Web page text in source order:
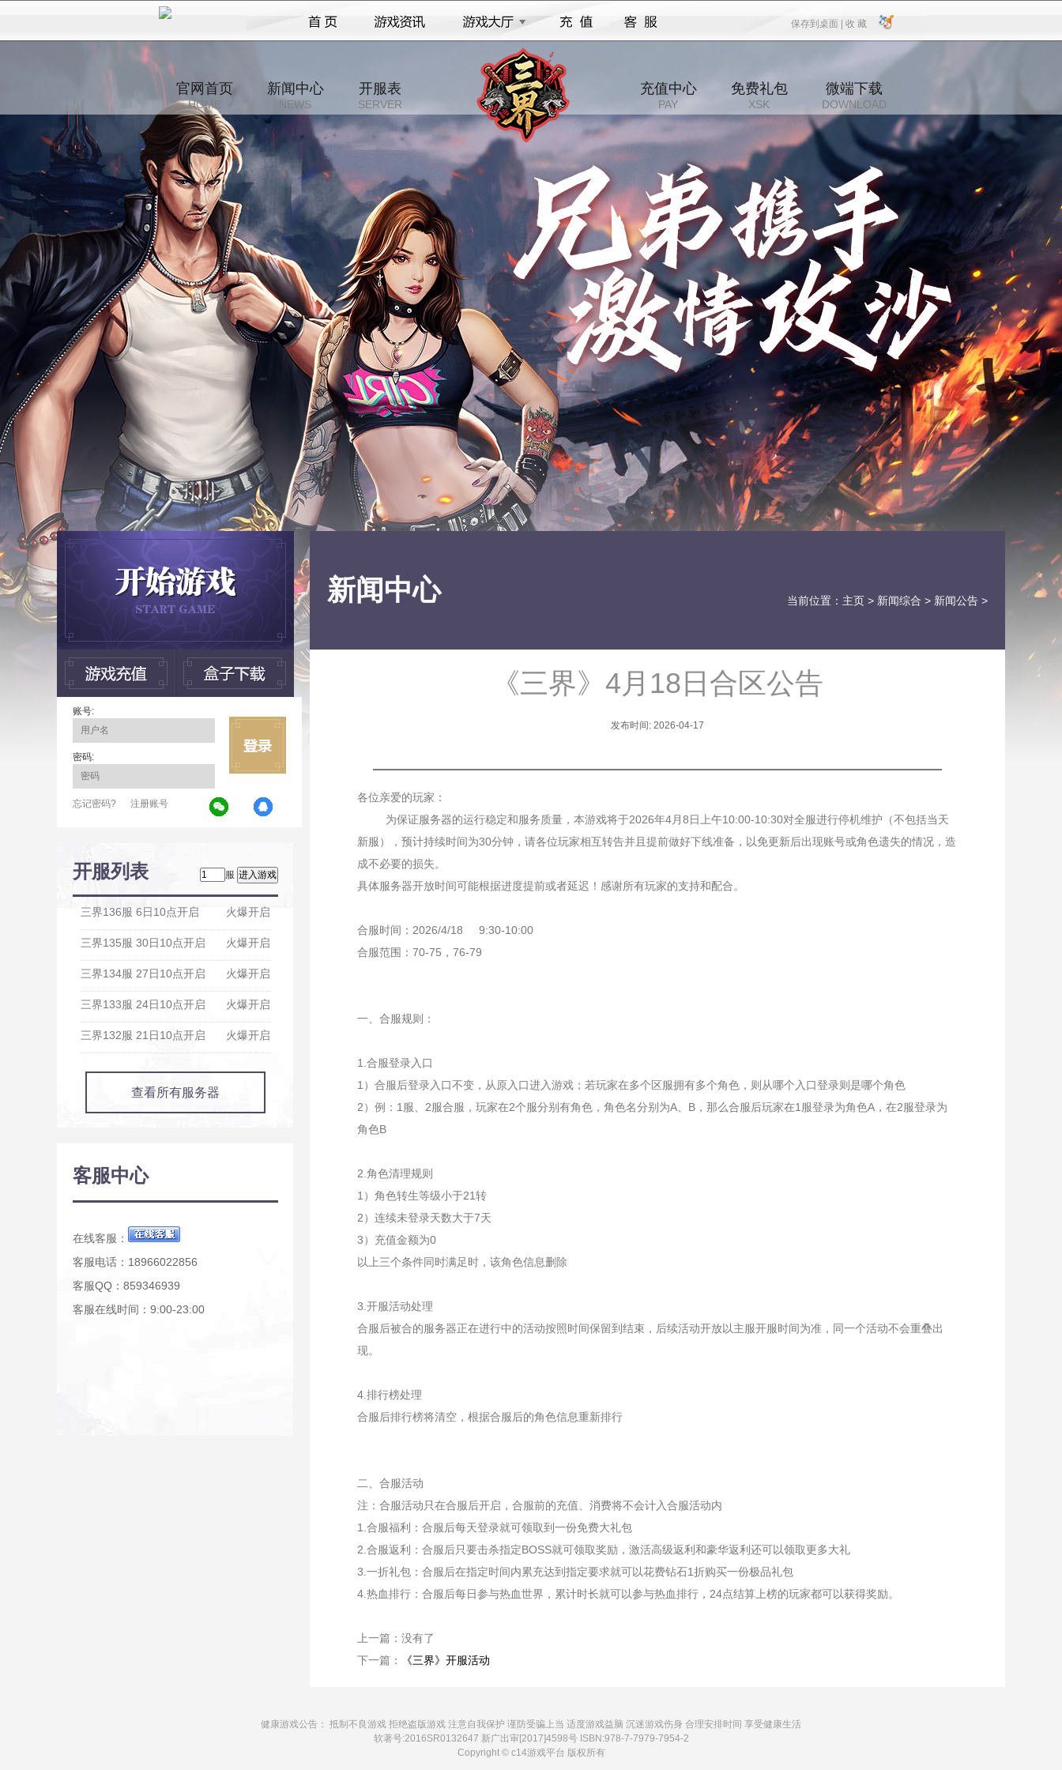
保存到桌面 |
保存到桌面 收 藏
收 藏
官网首页
HOME
新闻中心
NEWS
开服表
SERVER
充值中心
PAY
免费礼包
XSK
微端下载
DOWNLOAD
账号:
密码:
忘记密码? 注册账号
开服列表 服
火爆开启
三界136服 6日10点开启
火爆开启
三界135服 30日10点开启
火爆开启
三界134服 27日10点开启
火爆开启
三界133服 24日10点开启
火爆开启
三界132服 21日10点开启
查看所有服务器
客服中心
在线客服：
客服电话：18966022856
客服QQ：859346939
客服在线时间：9:00-23:00
新闻中心 当前位置： 主页 > 新闻综合 > 新闻公告 >
《三界》4月18日合区公告
发布时间: 2026-04-17
各位亲爱的玩家：
为保证服务器的运行稳定和服务质量，本游戏将于2026年4月8日上午10:00-10:30对全服进行停机维护（不包括当天
新服），预计持续时间为30分钟，请各位玩家相互转告并且提前做好下线准备，以免更新后出现账号或角色遗失的情况，造
成不必要的损失。
具体服务器开放时间可能根据进度提前或者延迟！感谢所有玩家的支持和配合。
合服时间：2026/4/18 9:30-10:00
合服范围：70-75，76-79
一、合服规则：
1.合服登录入口
1）合服后登录入口不变，从原入口进入游戏；若玩家在多个区服拥有多个角色，则从哪个入口登录则是哪个角色
2）例：1服、2服合服，玩家在2个服分别有角色，角色名分别为A、B，那么合服后玩家在1服登录为角色A，在2服登录为
角色B
2.角色清理规则
1）角色转生等级小于21转
2）连续未登录天数大于7天
3）充值金额为0
以上三个条件同时满足时，该角色信息删除
3.开服活动处理
合服后被合的服务器正在进行中的活动按照时间保留到结束，后续活动开放以主服开服时间为准，同一个活动不会重叠出
现。
4.排行榜处理
合服后排行榜将清空，根据合服后的角色信息重新排行
二、合服活动
注：合服活动只在合服后开启，合服前的充值、消费将不会计入合服活动内
1.合服福利：合服后每天登录就可领取到一份免费大礼包
2.合服返利：合服后只要击杀指定BOSS就可领取奖励，激活高级返利和豪华返利还可以领取更多大礼
3.一折礼包：合服后在指定时间内累充达到指定要求就可以花费钻石1折购买一份极品礼包
4.热血排行：合服后每日参与热血世界，累计时长就可以参与热血排行，24点结算上榜的玩家都可以获得奖励。
上一篇： 没有了
下一篇：
《三界》开服活动
健康游戏公告： 抵制不良游戏 拒绝盗版游戏 注意自我保护 谨防受骗上当 适度游戏益脑 沉迷游戏伤身 合理安排时间 享受健康生活
软著号:2016SR0132647 新广出审[2017]4598号 ISBN:978-7-7979-7954-2
Copyright © c14游戏平台 版权所有